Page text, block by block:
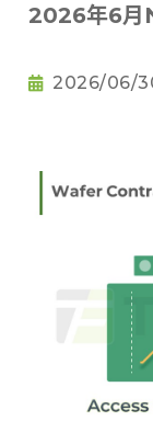
2026年6月
2026/06/